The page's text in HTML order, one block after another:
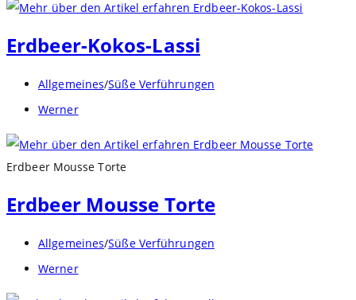
Erdbeer-Kokos-Lassi
Beitrags-
Kategorie:
Allgemeines/Süße Verführungen
Beitrags-
Werner
Erdbeer Mousse Torte
Erdbeer Mousse Torte
Beitrags-
Kategorie:
Allgemeines/Süße Verführungen
Beitrags-
Werner